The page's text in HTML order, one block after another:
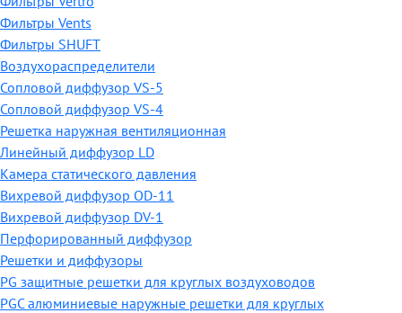
Фильтры Vents
Фильтры SHUFT
Воздухораспределители
Сопловой диффузор VS-5
Сопловой диффузор VS-4
Решетка наружная вентиляционная
Линейный диффузор LD
Камера статического давления
Вихревой диффузор OD-11
Вихревой диффузор DV-1
Перфорированный диффузор
Решетки и диффузоры
PG защитные решетки для круглых воздуховодов
PGC алюминиевые наружные решетки для круглых